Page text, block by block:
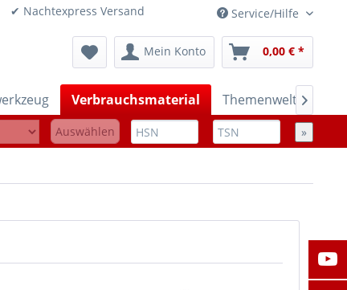
✔ Nachtexpress Versand Service/Hilfe
Mein Konto 0,00 € *
Verbrauchsmaterial Themenwelten

Auswählen »